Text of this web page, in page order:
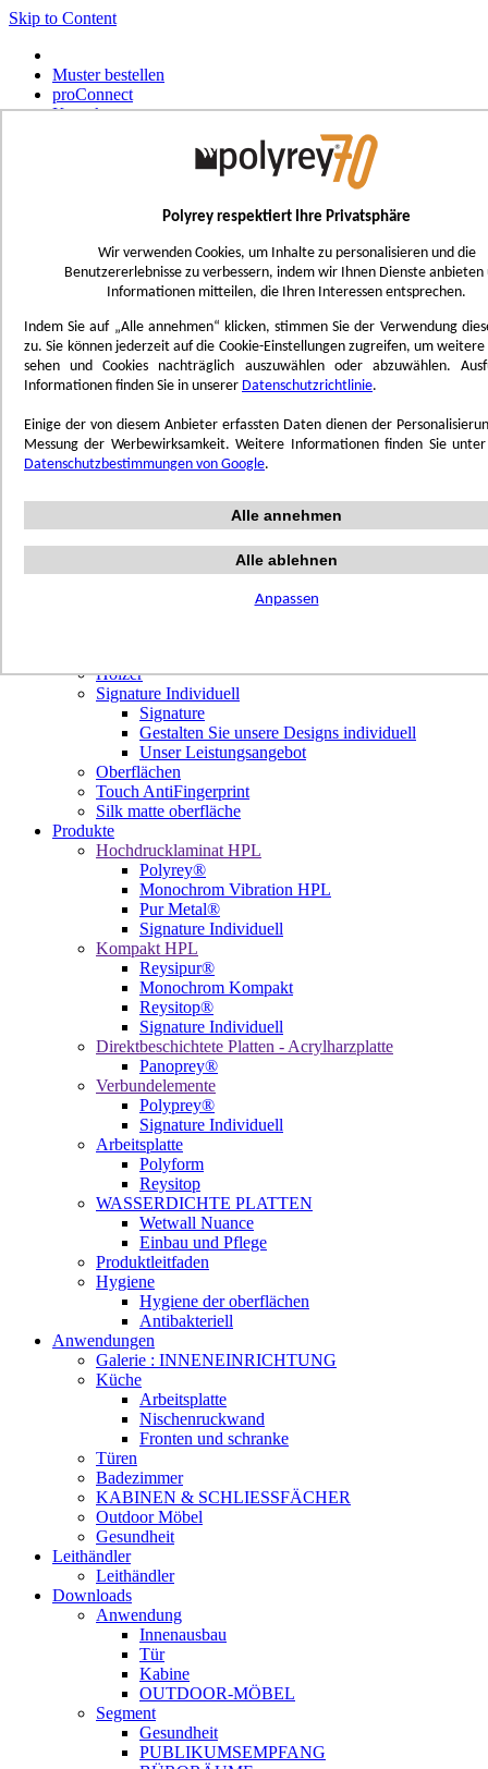
Polyrey respektiert Ihre Privatsphäre
Wir verwenden Cookies, um Inhalte zu personalisieren und die
Benutzererlebnisse zu verbessern, indem wir Ihnen Dienste anbieten
Informationen mitteilen, die Ihren Interessen entsprechen.
Indem Sie auf „Alle annehmen“ klicken, stimmen Sie der Verwendung
zu. Sie können jederzeit auf die Cookie-Einstellungen zugreifen, um
sehen und Cookies nachträglich auszuwählen oder abzuwählen.
Informationen finden Sie in unserer Datenschutzrichtlinie.
Einige der von diesem Anbieter erfassten Daten dienen der
Messung der Werbewirksamkeit. Weitere Informationen finden Sie
Datenschutzbestimmungen von Google.
Alle annehmen
Alle ablehnen
Anpassen
Skip to Content
Muster bestellen
proConnect
Kontakt
UK - Ireland
International
Español
Italiano
Nederlands
Toggle Nav
Inspiration
Trend'Lab
Terrazzo Passion
Authentic Travertine
Woods Custom
Hölzer
Signature Individuell
Signature
Gestalten Sie unsere Designs individuell
Unser Leistungsangebot
Oberflächen
Touch AntiFingerprint
Silk matte oberfläche
Produkte
Hochdrucklaminat HPL
Polyrey®
Monochrom Vibration HPL
Pur Metal®
Signature Individuell
Kompakt HPL
Reysipur®
Monochrom Kompakt
Reysitop®
Signature Individuell
Direktbeschichtete Platten - Acrylharzplatte
Panoprey®
Verbundelemente
Polyprey®
Signature Individuell
Arbeitsplatte
Polyform
Reysitop
WASSERDICHTE PLATTEN
Wetwall Nuance
Einbau und Pflege
Produktleitfaden
Hygiene
Hygiene der oberflächen
Antibakteriell
Anwendungen
Galerie : INNENEINRICHTUNG
Küche
Arbeitsplatte
Nischenruckwand
Fronten und schranke
Türen
Badezimmer
KABINEN & SCHLIESSFÄCHER
Outdoor Möbel
Gesundheit
Leithändler
Leithändler
Downloads
Anwendung
Innenausbau
Tür
Kabine
OUTDOOR-MÖBEL
Segment
Gesundheit
PUBLIKUMSEMPFANG